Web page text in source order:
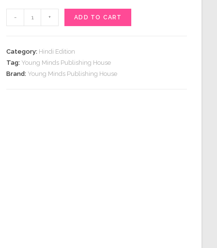
was:
is:
₹149.00.
ए
मैन
quantity
- + ADD TO CART
Category: Hindi Edition
Tag: Young Minds Publishing House
Brand: Young Minds Publishing House